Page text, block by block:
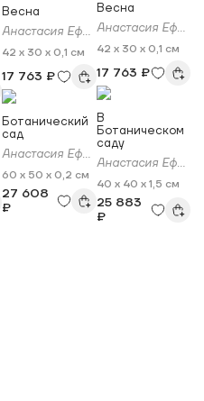
Весна
Анастасия Ефимова
42 x 30 x 0,1 см
17 763 ₽
Ботанический
сад
Анастасия Ефимова
60 x 50 x 0,2 см
27 608
₽
Весна
Анастасия Ефимова
42 x 30 x 0,1 см
17 763 ₽
В
Ботаническом
саду
Анастасия Ефимова
40 x 40 x 1,5 см
25 883
₽